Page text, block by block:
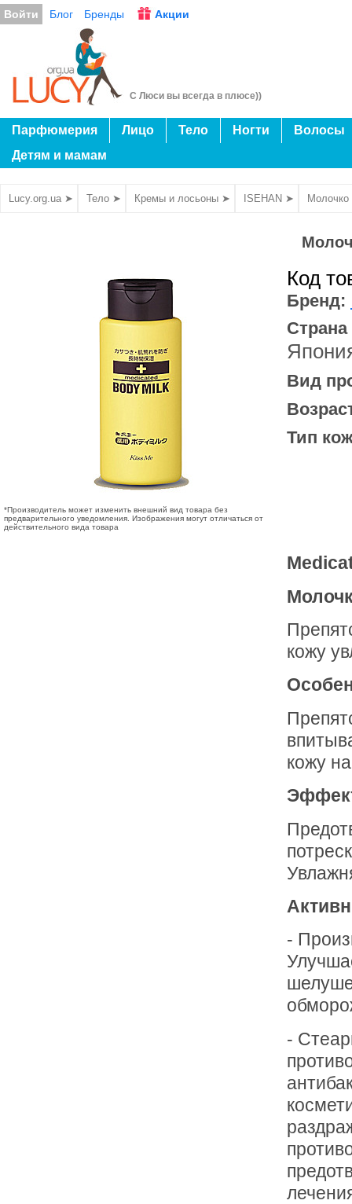
Войти Блог Бренды Акции
С Люси вы всегда в плюсе))
Парфюмерия Лицо Тело Ногти
Волосы
Детям и мамам
Lucy.org.ua ➤ Тело ➤ Кремы и лосьоны ➤ ISEHAN ➤
*Производитель может изменить внешний вид товара без
предварительного уведомления. Изображения могут отличаться от
действительного вида товара
Код
Бренд:
Вид
Тип
кожу
кожу
-
-